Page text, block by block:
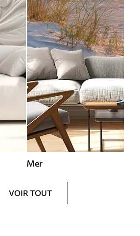
Mer
VOIR TOUT